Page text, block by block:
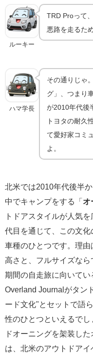
ルーキー
TRD Proって
悪路を走るた
ハマ学長
その通りじゃ
グ」、つまり
が2010年代後
トヨタの耐久
て愛好家コミ
よ。
北米では2010年代後半
中でキャンプをする「 オ
トドアスタイルが人気
代目を通じて、この文
車種のひとつです。理
高さと、フルサイズな
期間の自走旅に向いて
Overland Journalがタン
ード文化"とセットで語
性のひとつといえるで
ドオーニングを架装し
は、北米のアウトドア